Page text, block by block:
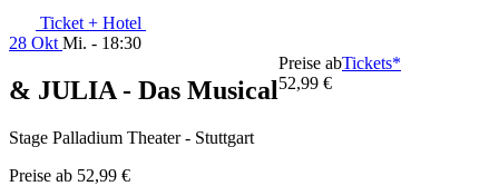
Ticket + Hotel
28 OktMi. - 18:30
& JULIA - Das Musical
Stage Palladium Theater - Stuttgart
Preise ab 52,99 €
Preise ab
52,99 €
Tickets*